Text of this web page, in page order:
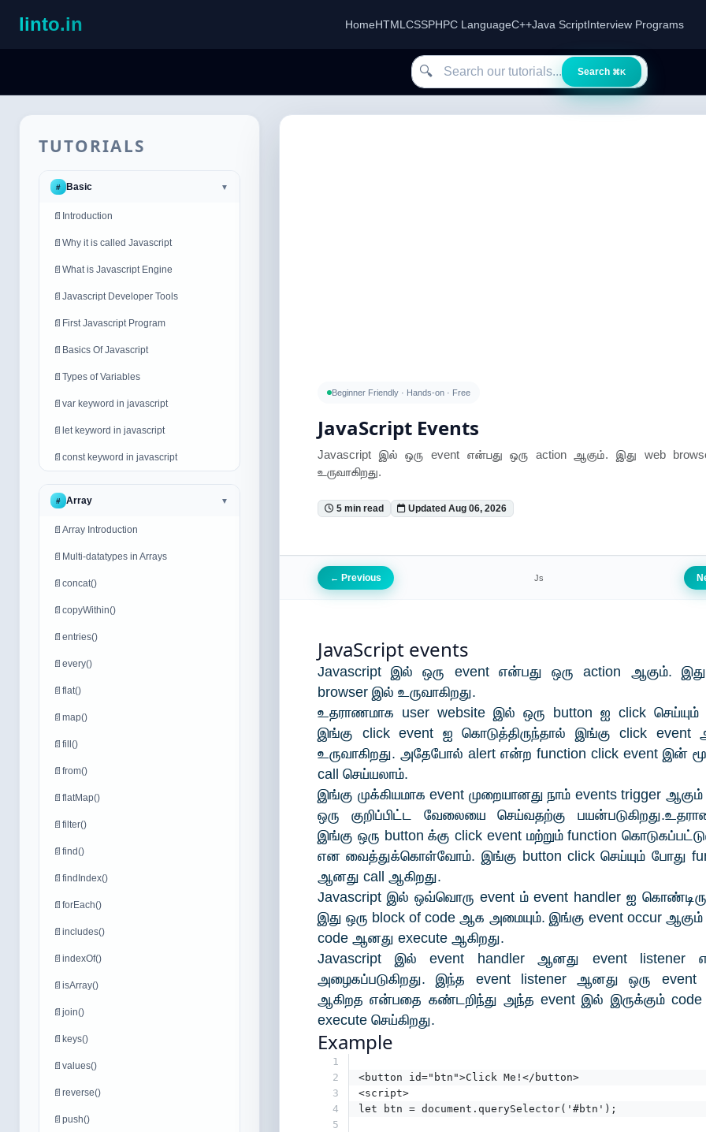
linto.in HomeHTML CSSPHPC LanguageC++Java ScriptInterview Programs
Search our tutorials
🔍 Search ⌘K
TUTORIALS
# Basic ▼
📄 Introduction
📄 Why it is called Javascript
📄 What is Javascript Engine
📄 Javascript Developer Tools
📄 First Javascript Program
📄 Basics Of Javascript
📄 Types of Variables
📄 var keyword in javascript
📄 let keyword in javascript
📄 const keyword in javascript
# Array ▼
📄 Array Introduction
📄 Multi-datatypes in Arrays
📄 concat()
📄 copyWithin()
📄 entries()
📄 every()
📄 flat()
📄 map()
📄 fill()
📄 from()
📄 flatMap()
📄 filter()
📄 find()
📄 findIndex()
📄 forEach()
📄 includes()
📄 indexOf()
📄 isArray()
📄 join()
📄 keys()
📄 values()
📄 reverse()
📄 push()
Beginner Friendly · Hands-on · Free
JavaScript Events
Javascript இல் ஒரு event என்பது ஒரு action ஆகும். இது web
உருவாகிறது.
5 min read Updated Aug 06, 2026
← Previous Js
JavaScript events
Javascript இல் ஒரு event என்பது ஒரு action ஆகும்.
browser இல் உருவாகிறது.
உதராணமாக user website இல் ஒரு button ஐ click செய்யும்
இங்கு click event ஐ கொடுத்திருந்தால் இங்கு click event
உருவாகிறது. அதேபோல் alert என்ற function click event இன்
call செய்யலாம்.
இங்கு முக்கியமாக event முறையானது நாம் events trigger
ஒரு குறிப்பிட்ட வேலையை செய்வதற்கு
இங்கு ஒரு button க்கு click event மற்றும் function
என வைத்துக்கொள்வோம். இங்கு button click செய்யும் போது
ஆனது call ஆகிறது.
Javascript இல் ஒவ்வொரு event ம் event handler ஐ
இது ஒரு block of code ஆக அமையும். இங்கு event occur
code ஆனது execute ஆகிறது.
Javascript இல் event handler ஆனது event listener
அழைகப்படுகிறது. இந்த event listener ஆனது ஒரு event
ஆகிறத என்பதை கண்டறிந்து அந்த event இல் இருக்கும்
execute செய்கிறது.
Example
1
2
<button id="btn">Click Me!</button>
3
<script>
4
let btn = document.querySelector('#btn');
5